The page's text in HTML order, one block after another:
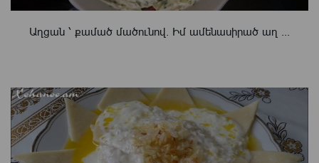
Աղցան ՝ քամած մածունով. Իմ ամենասիրած աղ ...